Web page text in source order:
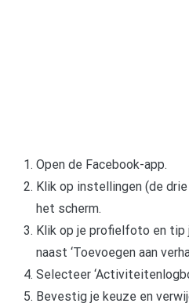
Open de Facebook-app.
Klik op instellingen (de
het scherm.
Klik op je profielfoto en tip
naast ‘Toevoegen aan
Selecteer
Bevestig je keuze en